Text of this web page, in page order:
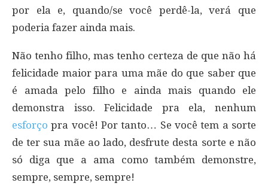
por ela e, quando/se você perdê-la, verá que
poderia fazer ainda mais.
Não tenho filho, mas tenho certeza de que não há
felicidade maior para uma mãe do que saber que
é amada pelo filho e ainda mais quando ele
demonstra isso. Felicidade pra ela, nenhum
esforço pra você! Por tanto… Se você tem a sorte
de ter sua mãe ao lado, desfrute desta sorte e não
só diga que a ama como também demonstre,
sempre, sempre, sempre!